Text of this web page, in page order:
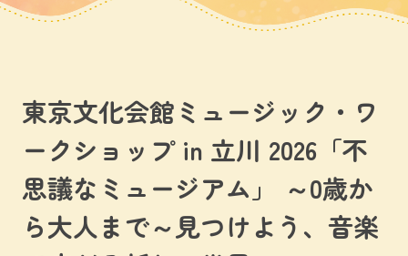
東京文化会館ミュージック・ワ
ークショップ in 立川 2026「不
思議なミュージアム」 ～0歳か
ら大人まで～見つけよう、音楽